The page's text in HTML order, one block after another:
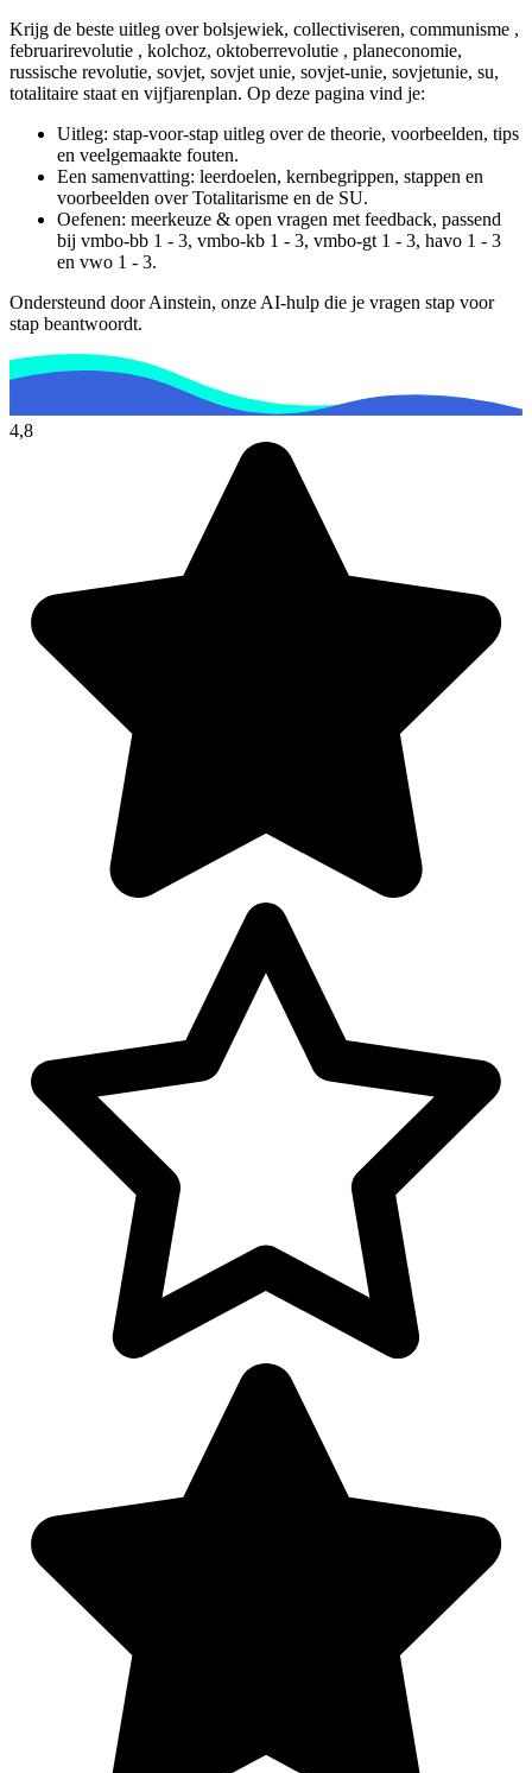
Krijg de beste uitleg over bolsjewiek, collectiviseren, communisme ,
februarirevolutie , kolchoz, oktoberrevolutie , planeconomie,
russische revolutie, sovjet, sovjet unie, sovjet-unie, sovjetunie, su,
totalitaire staat en vijfjarenplan. Op deze pagina vind je:
Uitleg: stap-voor-stap uitleg over de theorie, voorbeelden, tips
en veelgemaakte fouten.
Een samenvatting: leerdoelen, kernbegrippen, stappen en
voorbeelden overTotalitarisme en de SU.
Oefenen: meerkeuze & open vragen met feedback, passend
bij vmbo-bb 1 - 3, vmbo-kb 1 - 3, vmbo-gt 1 - 3, havo 1 - 3
en vwo 1 - 3.
Ondersteund door Ainstein, onze AI-hulp die je vragen stap voor
stap beantwoordt.
4,8